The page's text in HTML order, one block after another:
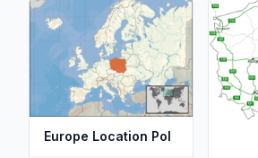
Europe Location Pol